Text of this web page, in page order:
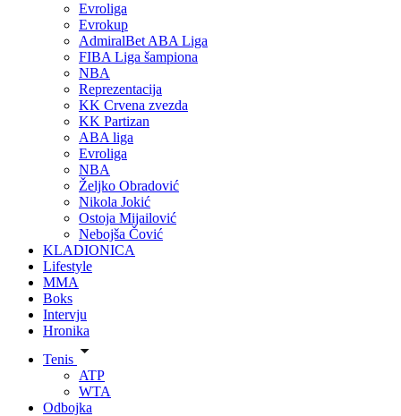
Evroliga
Evrokup
AdmiralBet ABA Liga
FIBA Liga šampiona
NBA
Reprezentacija
KK Crvena zvezda
KK Partizan
ABA liga
Evroliga
NBA
Željko Obradović
Nikola Jokić
Ostoja Mijailović
Nebojša Čović
KLADIONICA
Lifestyle
MMA
Boks
Intervju
Hronika
Tenis
ATP
WTA
Odbojka